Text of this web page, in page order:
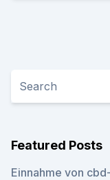
Featured Posts
Einnahme von